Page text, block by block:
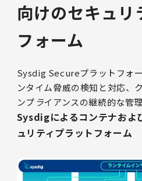
向けのセキュリ
フォーム
Sysdig Secureプラットフォ
ンタイム脅威の検知と対応、
ンプ ライアンスの継続的な管
Sysdigによるコンテナお
ュリティプラットフォーム